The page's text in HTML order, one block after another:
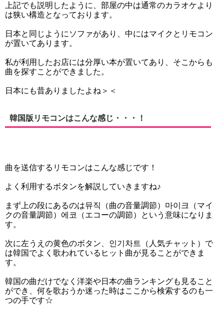
上記でも説明したように、部屋の中は通常のカラオケより
は狭い構造となっております。
日本と同じようにソファがあり、中にはマイクとリモコン
が置いてあります。
私が利用したお店には分厚い本が置いてあり、そこからも
曲を探すことができました。
日本にも昔ありましたよね＞＜
韓国版リモコンはこんな感じ・・・！
曲を送信するリモコンはこんな感じです！
よく利用するボタンを解説していきますね♪
まず上の段にあるのは뮤직（曲の音量調節）마이크（マイ
クの音量調節）에코（エコーの調節）という意味になりま
す。
次に左うえの黄色のボタン、인기차트（人気チャット）で
は韓国でよく歌われているヒット曲が見ることができま
す。
韓国の曲だけでなく洋楽や日本の曲ランキングも見ること
ができ、何を歌おうか迷った時はここから検索するのも一
つの手です☆